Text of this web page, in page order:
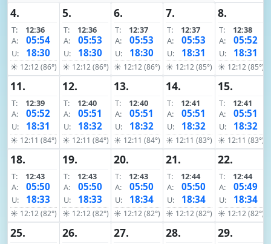
4.
T:
12:36
A:
05:54
U: 18:30
☀ 12:12 (86°)
5.
T:
12:36
A:
05:53
U: 18:30
☀ 12:12 (86°)
6.
T:
12:37
A:
05:53
U: 18:30
☀ 12:12 (86°)
7.
T:
12:37
A:
05:53
U: 18:31
☀ 12:12 (85°)
8.
T:
12:38
A:
05:52
U: 18:31
☀ 12:12 (85°)
11.
T:
12:39
A:
05:52
U: 18:31
☀ 12:11 (84°)
12.
T:
12:40
A:
05:51
U: 18:32
☀ 12:11 (84°)
13.
T:
12:40
A:
05:51
U: 18:32
☀ 12:11 (84°)
14.
T:
12:41
A:
05:51
U: 18:32
☀ 12:11 (83°)
15.
T:
12:41
A:
05:51
U: 18:32
☀ 12:11 (83°)
18.
T:
12:43
A:
05:50
U: 18:33
☀ 12:12 (82°)
19.
T:
12:43
A:
05:50
U: 18:33
☀ 12:12 (82°)
20.
T:
12:43
A:
05:50
U: 18:34
☀ 12:12 (82°)
21.
T:
12:44
A:
05:50
U: 18:34
☀ 12:12 (82°)
22.
T:
12:44
A:
05:49
U: 18:34
☀ 12:12 (82°)
25. 26. 27. 28. 29.